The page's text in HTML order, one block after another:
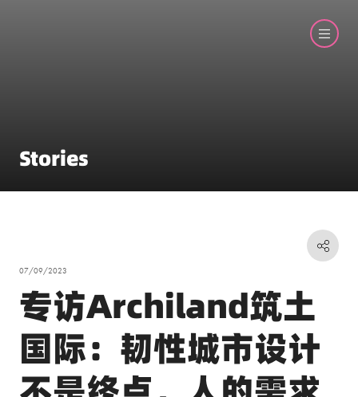
Stories
07/09/2023
专访Archiland筑土
国际：韧性城市设计